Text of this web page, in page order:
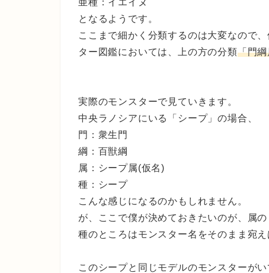
となるようです。
ここまで細かく分類するのは大変なので
ター図鑑においては、上の方の分類「門
実際のモンスターで見ていきます。
中央ラノシアにいる「シープ」の場合、
門：衆生門
綱：百獣綱
属：シープ属(仮名)
種：シープ
こんな感じになるのかもしれません。
が、ここで僕が決めておきたいのが、属
種のところはモンスター名をそのまま宛え
このシープと同じモデルのモンスターがい